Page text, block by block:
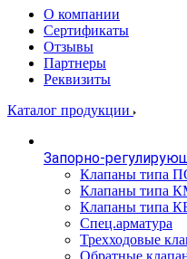
О компании
Сертификаты
Отзывы
Партнеры
Реквизиты
Каталог продукции
Запорно-
Клапаны типа
Клапаны типа
Клапаны типа
Спец.арматура
Трехходовые
Обратные